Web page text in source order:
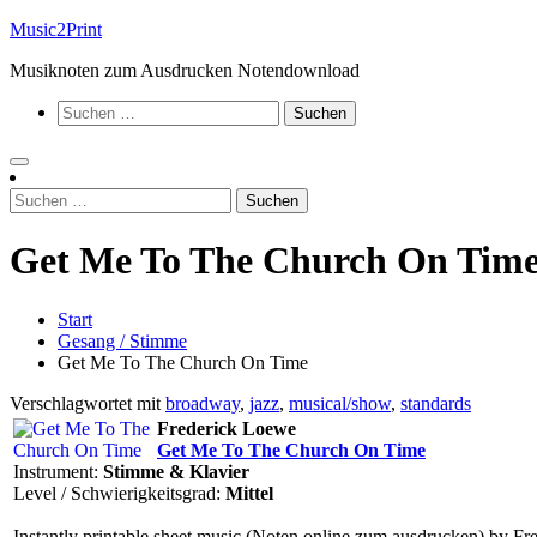
Zum
springen
Music2Print
Musiknoten zum Ausdrucken Notendownload
Suchen
nach:
Suchen
nach:
Get Me To The Church On
Start
Gesang / Stimme
Get Me To The Church On Time
Verschlagwortet mit broadway, jazz, musical/show, standards
Frederick Loewe
Get Me To The Church On Time
Instrument: Stimme & Klavier
Level / Schwierigkeitsgrad: Mittel